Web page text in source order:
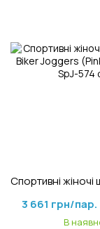
3 661 грн/пар.
В